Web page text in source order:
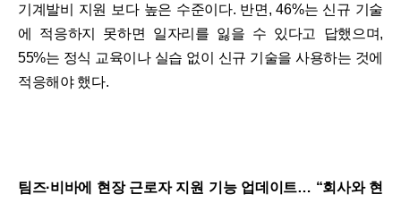
기계발비 지원 보다 높은 수준이다. 반면, 46%는 신규 기술
에 적응하지 못하면 일자리를 잃을 수 있다고 답했으며,
55%는 정식 교육이나 실습 없이 신규 기술을 사용하는 것에
적응해야 했다.
팀즈·비바에 현장 근로자 지원 기능 업데이트… “회사와 현